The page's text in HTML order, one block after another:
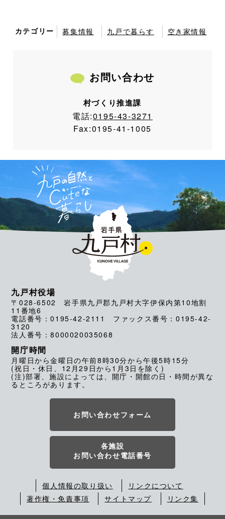
カテゴリー 募集情報 九戸で暮らす 空き家情報
お問い合わせ
村づくり推進課
電話:0195-43-3271
Fax:0195-41-1005
九戸村役場
〒028-6502 岩手県九戸郡九戸村大字伊保内第10地割
11番地6
電話番号：0195-42-2111 ファックス番号：0195-42-
3120
法人番号：8000020035068
開庁時間
月曜日から金曜日の午前8時30分から午後5時15分
(祝日・休日、12月29日から1月3日を除く)
(注)部署、施設によっては、開庁・開館の日・時間が異な
るところがあります。
お問い合わせフォーム
各施設
お問い合わせ電話番号
個人情報の取り扱い
リンクについて
著作権・免責事項
サイトマップ リンク集